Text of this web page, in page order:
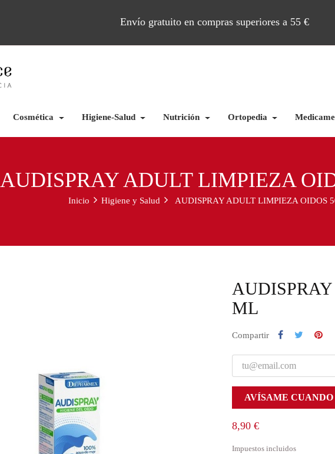
Envío gratuito en compras superiores a 55 €
Cosmética Higiene-Salud Nutrición Ortopedia
AUDISPRAY ADULT LIMPIEZA
Inicio Higiene y Salud AUDISPRAY ADULT LIMPIEZA OIDOS
ML
Compartir
AVÍSAME
8,90 €
Impuestos incluidos